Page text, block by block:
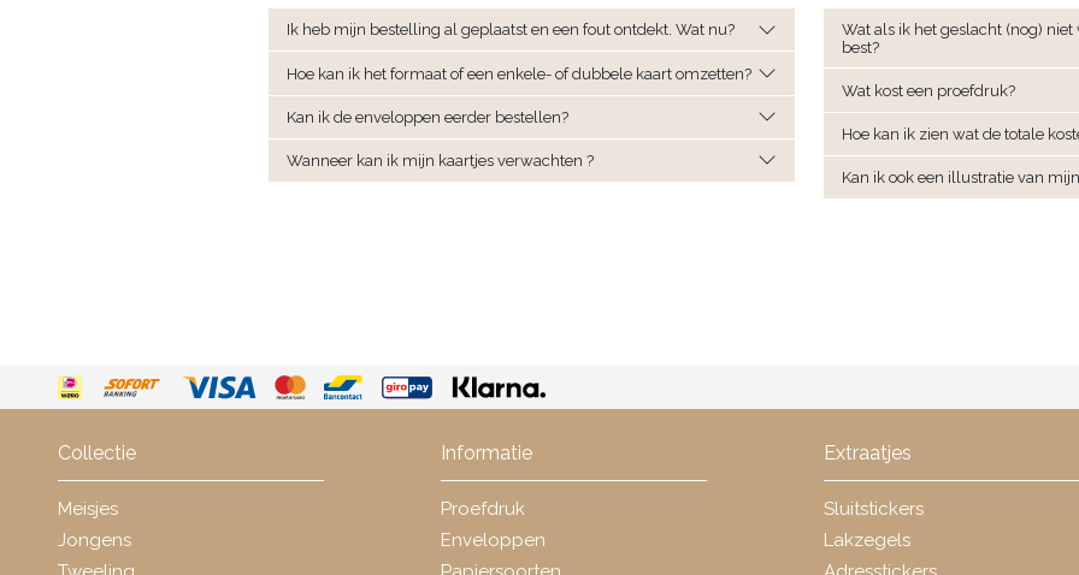
Ik heb mijn bestelling al geplaatst en een fout ontdekt. Wat nu?
Hoe kan ik het formaat of een enkele- of dubbele kaart omzetten?
Kan ik de enveloppen eerder bestellen?
Wanneer kan ik mijn kaartjes verwachten ?
Wat als ik het geslacht (nog)
best?
Wat kost een proefdruk?
Hoe kan ik zien wat de totale
Kan ik ook een illustratie van
Collectie
Meisjes
Jongens
Informatie
Proefdruk
Enveloppen
Extraatjes
Sluitstickers
Lakzegels